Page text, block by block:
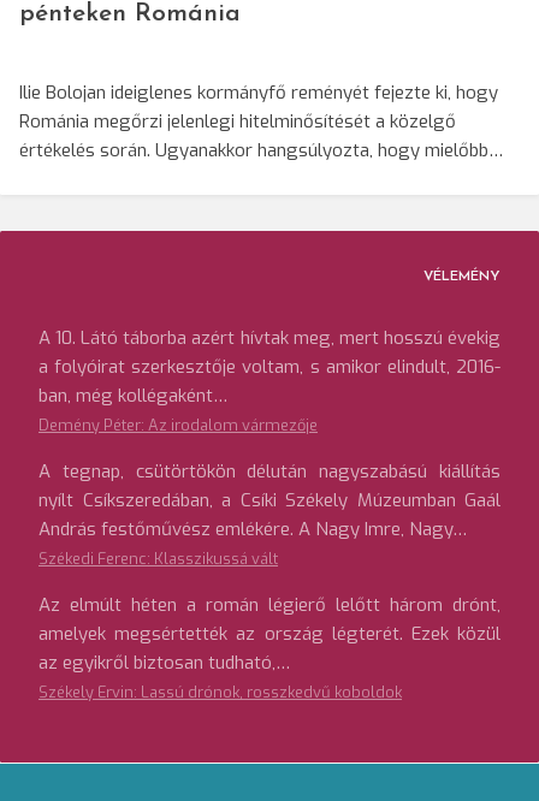
pénteken Románia
Ilie Bolojan ideiglenes kormányfő reményét fejezte ki, hogy
Románia megőrzi jelenlegi hitelminősítését a közelgő
értékelés során. Ugyanakkor hangsúlyozta, hogy mielőbb…
VÉLEMÉNY
A 10. Látó táborba azért hívtak meg, mert hosszú évekig
a folyóirat szerkesztője voltam, s amikor elindult, 2016-
ban, még kollégaként…
Demény Péter: Az irodalom vármezője
A tegnap, csütörtökön délután nagyszabású kiállítás
nyílt Csíkszeredában, a Csíki Székely Múzeumban Gaál
András festőművész emlékére. A Nagy Imre, Nagy…
Székedi Ferenc: Klasszikussá vált
Az elmúlt héten a román légierő lelőtt három drónt,
amelyek megsértették az ország légterét. Ezek közül
az egyikről biztosan tudható,…
Székely Ervin: Lassú drónok, rosszkedvű koboldok